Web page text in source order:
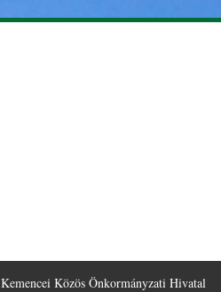
Kemencei Közös Önkormányzati Hivatal